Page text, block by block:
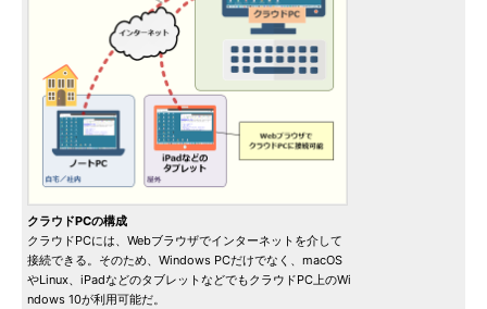
クラウドPCの構成
クラウドPCには、Webブラウザでインターネットを介して
接続できる。そのため、Windows PCだけでなく、macOS
やLinux、iPadなどのタブレットなどでもクラウドPC上のWi
ndows 10が利用可能だ。